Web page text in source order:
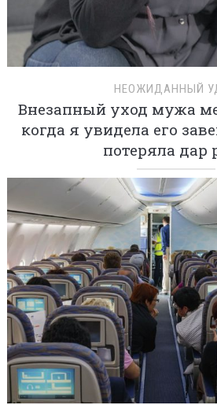
НЕОЖИДАННЫЙ
Внезапный уход мужа
когда я увидела его
потеряла дар